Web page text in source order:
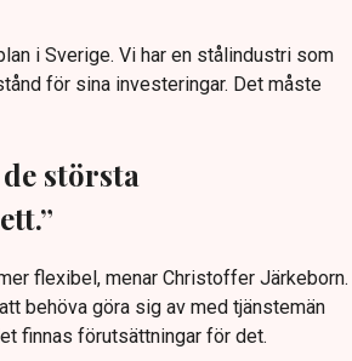
i Sverige. Vi har en stålindustri som
för sina investeringar. Det måste
största
flexibel, menar Christoffer Järkeborn.
behöva göra sig av med tjänstemän
finnas förutsättningar för det.